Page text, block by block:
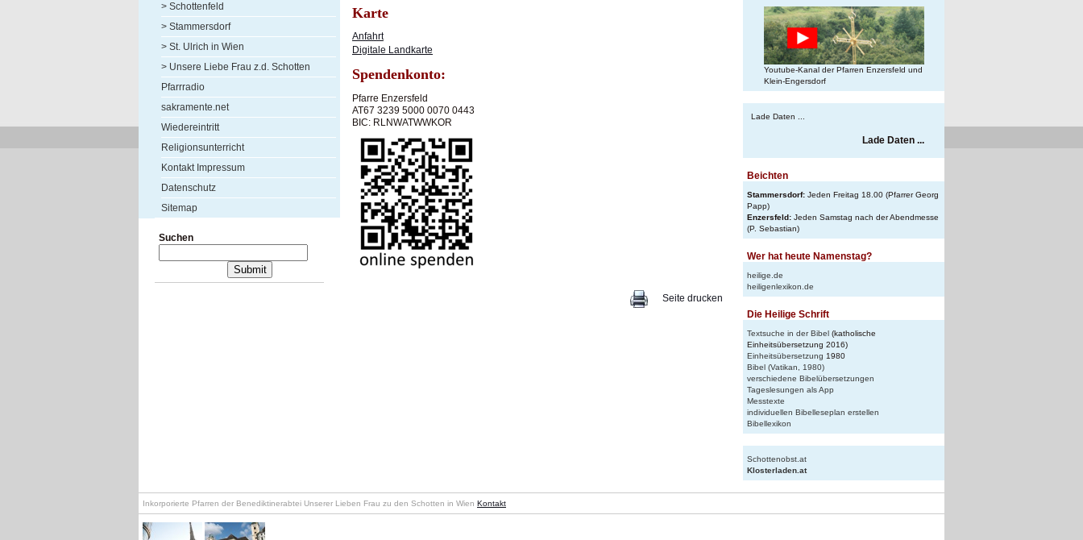
> Schottenfeld
> Stammersdorf
> St. Ulrich in Wien
> Unsere Liebe Frau z.d. Schotten
Pfarrradio
sakramente.net
Wiedereintritt
Religionsunterricht
Kontakt Impressum
Datenschutz
Sitemap
Suchen
Karte
Anfahrt
Digitale Landkarte
Spendenkonto:
Pfarre Enzersfeld
AT67 3239 5000 0070 0443
BIC: RLNWATWWKOR
Seite drucken
Youtube-Kanal der Pfarren Enzersfeld und
Klein-Engersdorf
Lade Daten ...
Lade Daten ...
Beichten
Stammersdorf: Jeden Freitag 18.00 (Pfarrer Georg
Papp)
Enzersfeld: Jeden Samstag nach der Abendmesse
(P. Sebastian)
Wer hat heute Namenstag?
heilige.de
heiligenlexikon.de
Die Heilige Schrift
Textsuche in der Bibel (katholische
Einheitsübersetzung 2016)
Einheitsübersetzung 1980
Bibel (Vatikan, 1980)
verschiedene Bibelübersetzungen
Tageslesungen als App
Messtexte
individuellen Bibelleseplan erstellen
Bibellexikon
Schottenobst.at
Klosterladen.at
Inkorporierte Pfarren der Benediktinerabtei Unserer Lieben Frau zu den Schotten in Wien Kontakt